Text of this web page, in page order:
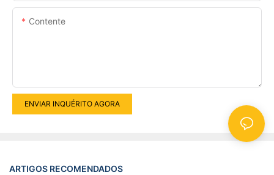
Contente
ENVIAR INQUÉRITO AGORA
ARTIGOS RECOMENDADOS